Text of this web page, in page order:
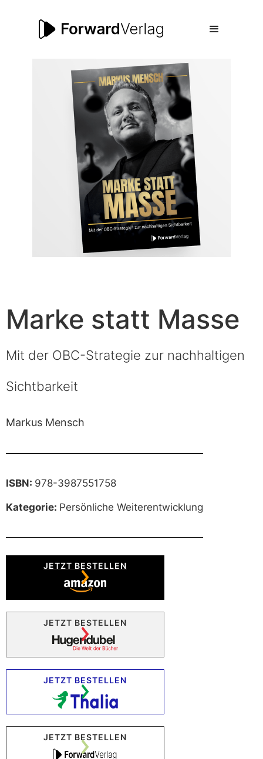
Marke statt Masse
Mit der OBC-Strategie zur nachhaltigen
Sichtbarkeit
Markus Mensch
ISBN: 978-3987551758
Kategorie: Persönliche Weiterentwicklung
JETZT BESTELLEN
JETZT BESTELLEN
JETZT BESTELLEN
JETZT BESTELLEN